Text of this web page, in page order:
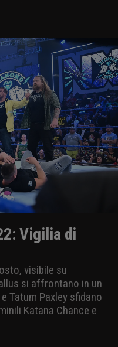
Vigilia di
visibile su
si affrontano in un
Tatum Paxley sfidano
Katana Chance e